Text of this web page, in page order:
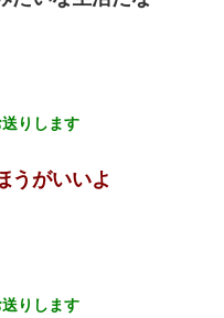
った結果
りします
うがいいよ
りします